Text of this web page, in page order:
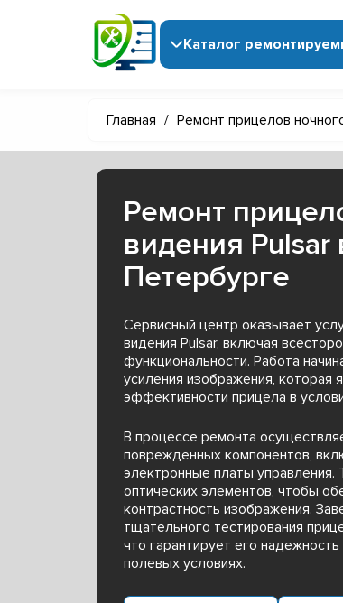
Каталог
Главная / Ремонт прицелов
Ремонт
видения Pulsar
Петербурге
Сервисный центр оказывает
видения Pulsar, включая
функциональности. Работа
усиления изображения, которая
эффективности прицела в
В процессе ремонта
поврежденных компонентов,
электронные платы управления.
оптических элементов, чтобы
контрастность изображения.
тщательного тестирования
что гарантирует его
полевых условиях.